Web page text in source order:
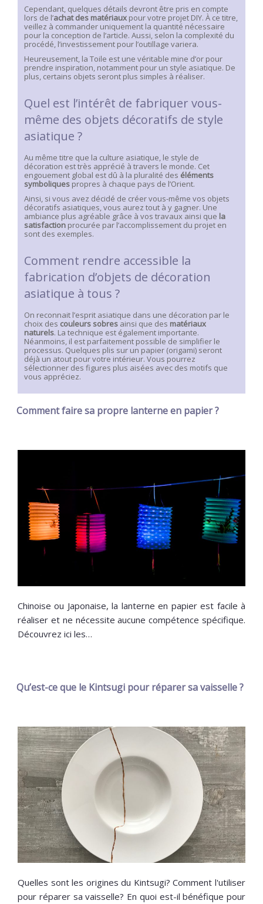
Cependant, quelques détails devront être pris en compte
lors de l’achat des matériaux pour votre projet DIY. À ce titre,
veillez à commander uniquement la quantité nécessaire
pour la conception de l’article. Aussi, selon la complexité du
procédé, l’investissement pour l’outillage variera.
Heureusement, la Toile est une véritable mine d’or pour
prendre inspiration, notamment pour un style asiatique. De
plus, certains objets seront plus simples à réaliser.
Quel est l’intérêt de fabriquer vous-
même des objets décoratifs de style
asiatique ?
Au même titre que la culture asiatique, le style de
décoration est très apprécié à travers le monde. Cet
engouement global est dû à la pluralité des éléments
symboliques propres à chaque pays de l’Orient.
Ainsi, si vous avez décidé de créer vous-même vos objets
décoratifs asiatiques, vous aurez tout à y gagner. Une
ambiance plus agréable grâce à vos travaux ainsi que la
satisfaction procurée par l’accomplissement du projet en
sont des exemples.
Comment rendre accessible la
fabrication d’objets de décoration
asiatique à tous ?
On reconnait l’esprit asiatique dans une décoration par le
choix des couleurs sobres ainsi que des matériaux
naturels. La technique est également importante.
Néanmoins, il est parfaitement possible de simplifier le
processus. Quelques plis sur un papier (origami) seront
déjà un atout pour votre intérieur. Vous pourrez
sélectionner des figures plus aisées avec des motifs que
vous appréciez.
Comment faire sa propre lanterne en papier ?
Chinoise ou Japonaise, la lanterne en papier est facile à
réaliser et ne nécessite aucune compétence spécifique.
Découvrez ici les…
Qu’est-ce que le Kintsugi pour réparer sa vaisselle ?
Quelles sont les origines du Kintsugi? Comment l'utiliser
pour réparer sa vaisselle? En quoi est-il bénéfique pour